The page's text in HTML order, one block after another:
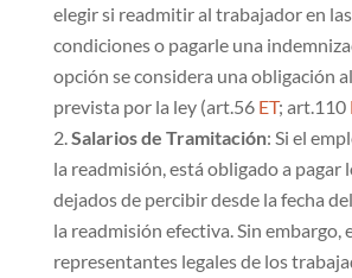
elegir si readmitir al trabajador en
condiciones o pagarle una
opción se considera una obligación
prevista por la ley (art.56 ET; art.110
Salarios de Tramitación: Si el
la readmisión, está obligado a pagar
dejados de percibir desde la fecha
la readmisión efectiva. Sin embargo,
representantes legales de los